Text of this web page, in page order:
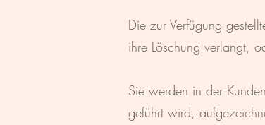
Die zur Verfügung
ihre Löschung verlangt,
Sie werden in der
geführt wird,